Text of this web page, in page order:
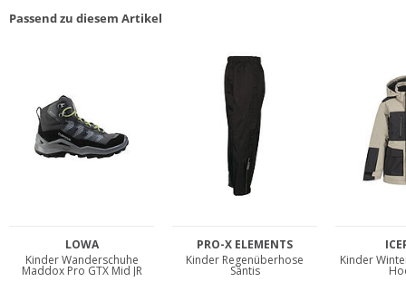
Passend zu diesem Artikel